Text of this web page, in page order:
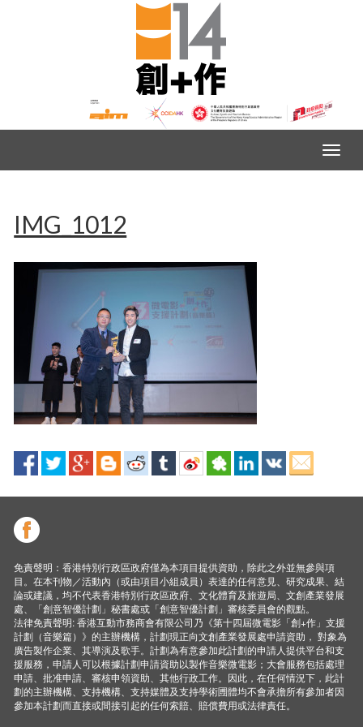
IMG_1012
免責聲明：香港特別行政區政府僅為本項目提供資助，除此之外並無參與項
目。在本刊物／活動內（或由項目小組成員）表達的任何意見、研究成果、結
論或建議，均不代表香港特別行政區政府、文化體育及旅遊局、文創產業發展
處、「創意智優計劃」秘書處或「創意智優計劃」審核委員會的觀點。
法律免責聲明: 香港互動市務商會有限公司乃《第十四屆微電影「創+作」支援
計劃（音樂篇）》的主辦機構，計劃現正向文創產業發展處申請資助， 對象為
廣告製作企業、其導演及歌手。計劃為有意參加此計劃的申請人提供平台和支
援服務，申請人可以根據計劃申請資助以製作音樂微電影；大會服務包括處理
申請、批准申請、審核申領資助、其他行政工作。因此，在任何情況下，此計
劃的主辦機構、支持機構、支持媒體及支持學術圑體均不會承擔所有參加者因
參加本計劃而直接或間接引起的任何索賠、賠償費用或法律責任。